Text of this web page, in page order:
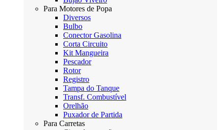
Para Motores de Popa
Diversos
Bulbo
Conector Gasolina
Corta Circuito
Kit Mangueira
Pescador
Rotor
Registro
Tampa do Tanque
Transf. Combustível
Orelhão
Puxador de Partida
Para Carretas